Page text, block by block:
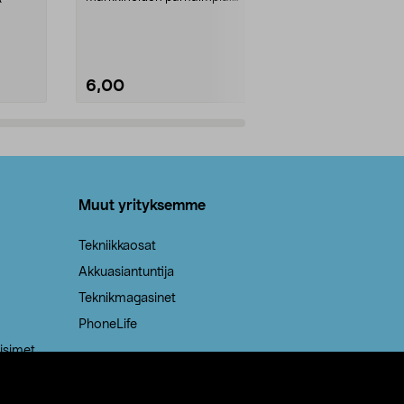
6,00
Muut yrityksemme
Tekniikkaosat
Akkuasiantuntija
Teknikmagasinet
PhoneLife